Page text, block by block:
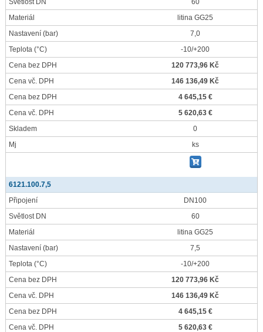
Světlost DN
60
Materiál
litina GG25
Nastavení (bar)
7,0
Teplota (°C)
-10/+200
Cena bez DPH
120 773,96 Kč
Cena vč. DPH
146 136,49 Kč
Cena bez DPH
4 645,15 €
Cena vč. DPH
5 620,63 €
Skladem
0
Mj
ks
6121.100.7,5
Připojení
DN100
Světlost DN
60
Materiál
litina GG25
Nastavení (bar)
7,5
Teplota (°C)
-10/+200
Cena bez DPH
120 773,96 Kč
Cena vč. DPH
146 136,49 Kč
Cena bez DPH
4 645,15 €
Cena vč. DPH
5 620,63 €